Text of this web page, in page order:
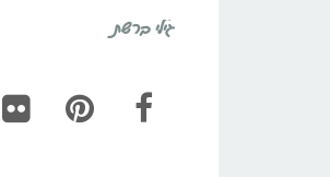
גילי ברשת